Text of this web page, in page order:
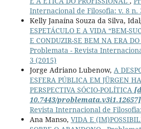
Internacional de Filosofia: v. 8 n.
Kelly Janaína Souza da Silva,
ESPETÁCULO E A VIDA “BEM-
E CONDUZIR-SE BEM NA ERA
Problemata - Revista
3 (2015)
Jorge Adriano Lubenow, A
ESFERA PÚBLICA EM JÜRGEN
PERSPECTIVA SÓCIO-POLÍTICA
10.7443/problemata.v3i1.12657]
Revista Internacional de
Ana Manso, VIDA E